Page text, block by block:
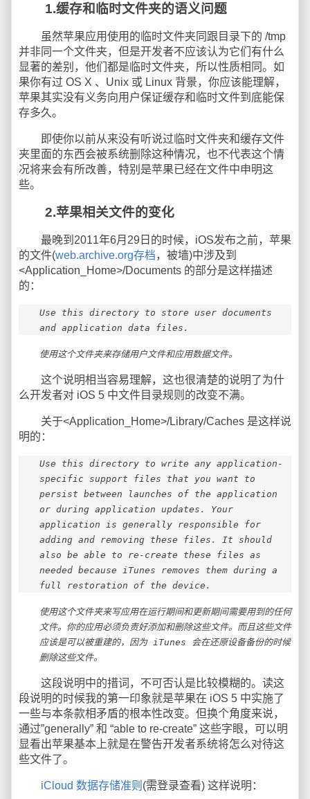
1.缓存和临时文件夹的语义问题
虽然苹果应用使用的临时文件夹同跟目录下的 /tmp
并非同一个文件夹，但是开发者不应该认为它们有什么
显著的差别，他们都是临时文件夹，所以性质相同。如
果你有过 OS X 、Unix 或 Linux 背景，你应该能理解，
苹果其实没有义务向用户保证缓存和临时文件到底能保
存多久。
即使你以前从来没有听说过临时文件夹和缓存文件
夹里面的东西会被系统删除这种情况，也不代表这个情
况将来会有所改善，特别是苹果已经在文件中申明这
些。
2.苹果相关文件的变化
最晚到2011年6月29日的时候，iOS发布之前，苹果
的文件(web.archive.org存档，被墙)中涉及到
<Application_Home>/Documents 的部分是这样描述
的：
Use this directory to store user documents
and application data files.
使用这个文件夹来存储用户文件和应用数据文件。
这个说明相当容易理解，这也很清楚的说明了为什
么开发者对 iOS 5 中文件目录规则的改变不满。
关于<Application_Home>/Library/Caches 是这样说
明的：
Use this directory to write any application-
specific support files that you want to
persist between launches of the application
or during application updates. Your
application is generally responsible for
adding and removing these files. It should
also be able to re-create these files as
needed because iTunes removes them during a
full restoration of the device.
使用这个文件夹来写应用在运行期间和更新期间需要用到的任何
文件。你的应用必须负责好添加和删除这些文件。而且这些文件
应该是可以被重建的，因为 iTunes 会在还原设备备份的时候
删除这些文件。
这段说明中的措词，不可否认是比较模糊的。读这
段说明的时候我的第一印象就是苹果在 iOS 5 中实施了
一些与本条款相矛盾的根本性改变。但换个角度来说，
通过”generally” 和 “able to re-create” 这些字眼，可以明
显看出苹果基本上就是在警告开发者系统将怎么对待这
些文件了。
iCloud 数据存储准则 (需登录查看) 这样说明：